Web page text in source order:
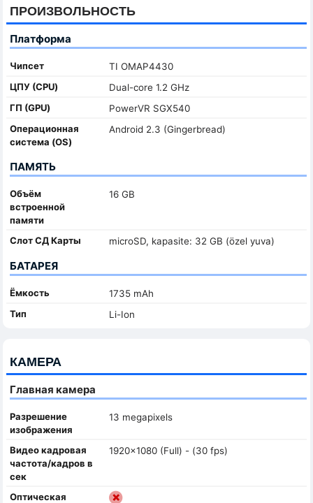
ПРОИЗВОЛЬНОСТЬ
Платформа
Чипсет
TI OMAP4430
ЦПУ (CPU)
Dual-core 1.2 GHz
ГП (GPU)
PowerVR SGX540
Oперационная
система (OS)
Android 2.3 (Gingerbread)
ПАМЯТЬ
Объём
встроенной
памяти
16 GB
Слот СД Карты microSD, kapasite: 32 GB (özel yuva)
БАТАРЕЯ
Ёмкость
1735 mAh
Тип
Li-Ion
КАМЕРА
Главная камера
Разрешение
изображения
13 megapixels
Видео кадровая
частота/кадров в
сек
1920x1080 (Full) - (30 fps)
Оптическая